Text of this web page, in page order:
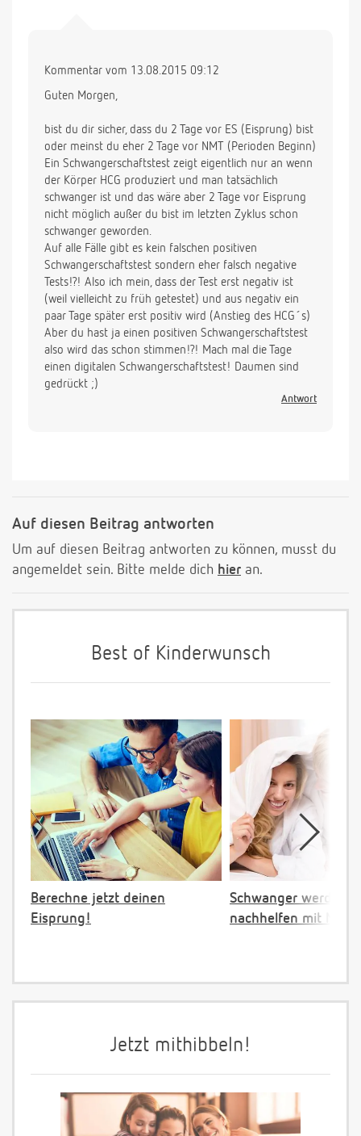
Kommentar vom 13.08.2015 09:12
Guten Morgen,
bist du dir sicher, dass du 2 Tage vor ES (Eisprung) bist
oder meinst du eher 2 Tage vor NMT (Perioden Beginn)
Ein Schwangerschaftstest zeigt eigentlich nur an wenn
der Körper HCG produziert und man tatsächlich
schwanger ist und das wäre aber 2 Tage vor Eisprung
nicht möglich außer du bist im letzten Zyklus schon
schwanger geworden.
Auf alle Fälle gibt es kein falschen positiven
Schwangerschaftstest sondern eher falsch negative
Tests!?! Also ich mein, dass der Test erst negativ ist
(weil vielleicht zu früh getestet) und aus negativ ein
paar Tage später erst positiv wird (Anstieg des HCG´s)
Aber du hast ja einen positiven Schwangerschaftstest
also wird das schon stimmen!?! Mach mal die Tage
einen digitalen Schwangerschaftstest! Daumen sind
gedrückt ;)
Antwort
Auf diesen Beitrag antworten
Um auf diesen Beitrag antworten zu können, musst du
angemeldet sein. Bitte melde dich hier an.
Best of Kinderwunsch
Berechne jetzt deinen
Eisprung!
Schwanger werden:
nachhelfen mit NFP
Jetzt mithibbeln!